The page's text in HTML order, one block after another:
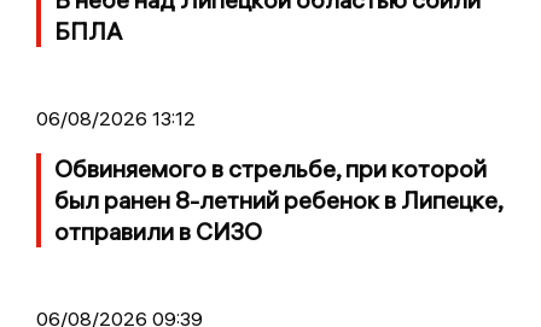
БПЛА
06/08/2026 13:12
Обвиняемого в стрельбе, при которой
был ранен 8-летний ребенок в Липецке,
отправили в СИЗО
06/08/2026 09:39